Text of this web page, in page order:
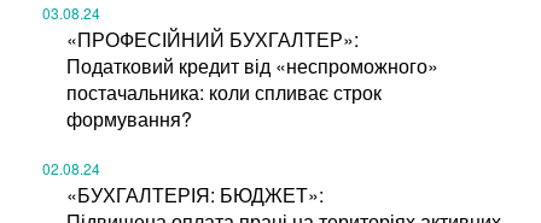
03.08.24
«ПРОФЕСІЙНИЙ БУХГАЛТЕР»:
Податковий кредит від «неспроможного»
постачальника: коли спливає строк
формування?
02.08.24
«БУХГАЛТЕРІЯ: БЮДЖЕТ»: